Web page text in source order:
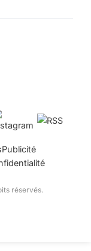
Publicité
réservés.